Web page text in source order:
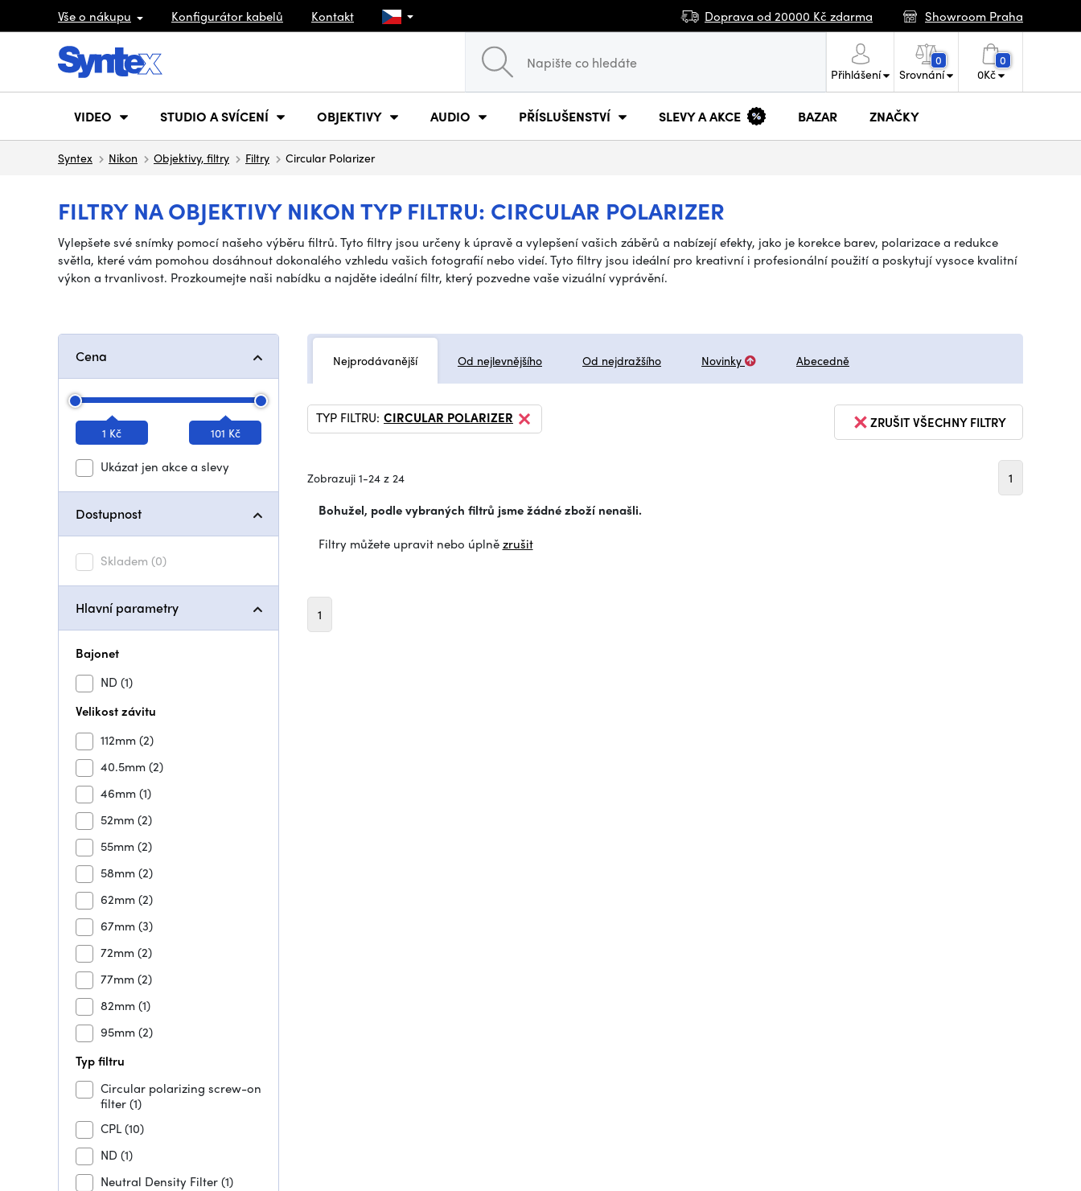
Vše o nákupu Konfigurátor kabelů Kontakt Doprava od 20000 Kč zdarma Showroom Praha
Přihlášení
0
Srovnání
0
0Kč
VIDEO STUDIO A SVÍCENÍ OBJEKTIVY AUDIO PŘÍSLUŠENSTVÍ SLEVY A AKCE BAZAR ZNAČKY
Syntex Nikon Objektivy, filtry Filtry Circular Polarizer
FILTRY NA OBJEKTIVY NIKON TYP FILTRU: CIRCULAR POLARIZER
Vylepšete své snímky pomocí našeho výběru filtrů. Tyto filtry jsou určeny k úpravě a vylepšení vašich záběrů a nabízejí efekty, jako je korekce barev, polarizace a redukce
světla, které vám pomohou dosáhnout dokonalého vzhledu vašich fotografií nebo videí. Tyto filtry jsou ideální pro kreativní i profesionální použití a poskytují vysoce kvalitní
výkon a trvanlivost. Prozkoumejte naši nabídku a najděte ideální filtr, který pozvedne vaše vizuální vyprávění.
Cena
1 Kč 101 Kč
Ukázat jen akce a slevy
Dostupnost
Skladem (0)
Hlavní parametry
Bajonet
ND (1)
Velikost závitu
112mm(2)
40.5mm(2)
46mm(1)
52mm(2)
55mm(2)
58mm(2)
62mm(2)
67mm(3)
72mm(2)
77mm(2)
82mm(1)
95mm(2)
Typ filtru
Circular polarizing screw-on
filter(1)
CPL(10)
ND (1)
Neutral Density Filter(1)
Nejprodávanější Od nejlevnějšího Od nejdražšího Novinky Abecedně
ZRUŠIT VŠECHNY FILTRY
TYP FILTRU: CIRCULAR POLARIZER
Zobrazuji 1-24 z 24
1
Bohužel, podle vybraných filtrů jsme žádné zboží nenašli.
Filtry můžete upravit nebo úplnězrušit
1